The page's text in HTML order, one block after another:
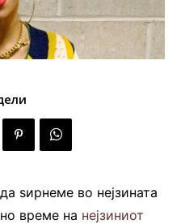
ѕирнеме во нејзината
време на нејзиниот